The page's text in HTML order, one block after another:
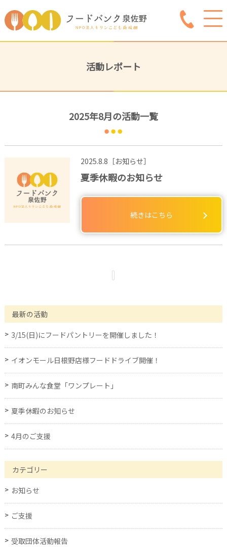
活動レポート
2025年8月の活動一覧
2025.8.8［お知らせ］
夏季休暇のお知らせ
続きはこちら
最新の活動
3/15(日)にフードパントリーを開催しました！
イオンモール日根野店様フードドライブ開催！
南町みんな食堂「ワンプレート」
夏季休暇のお知らせ
4月のご支援
カテゴリー
お知らせ
ご支援
受取団体活動報告